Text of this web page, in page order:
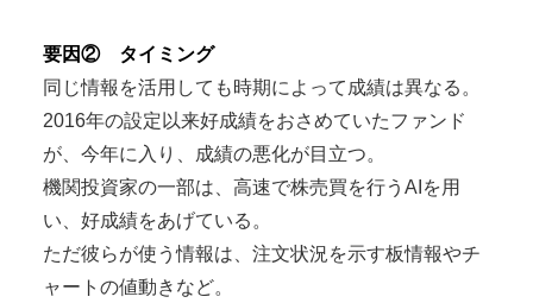
要因② タイミング
同じ情報を活用しても時期によって成績は異なる。
2016年の設定以来好成績をおさめていたファンド
が、今年に入り、成績の悪化が目立つ。
機関投資家の一部は、高速で株売買を行うAIを用
い、好成績をあげている。
ただ彼らが使う情報は、注文状況を示す板情報やチ
ャートの値動きなど。